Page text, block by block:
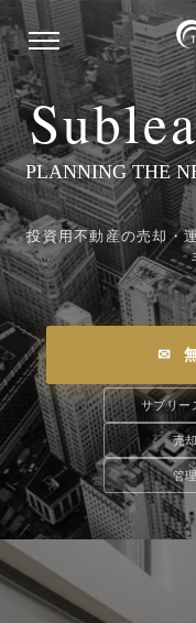
PLANNING THE
投資用不動産の売却・
✉ 無
サブリー
売
管